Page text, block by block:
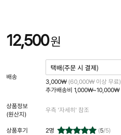
12,500원
배송
3,000₩ (60,000₩ 이상 무료)
추가배송비 1,000₩~10,000₩
상품정보
(원산지)
우측 '자세히' 참조
상품후기 2명 (5/5)